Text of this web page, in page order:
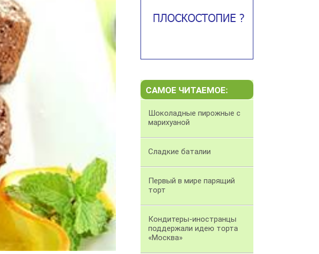
САМОЕ ЧИТАЕМОЕ:
Шоколадные пирожные с
марихуаной
Сладкие баталии
Первый в мире парящий
торт
Кондитеры-иностранцы
поддержали идею торта
«Москва»